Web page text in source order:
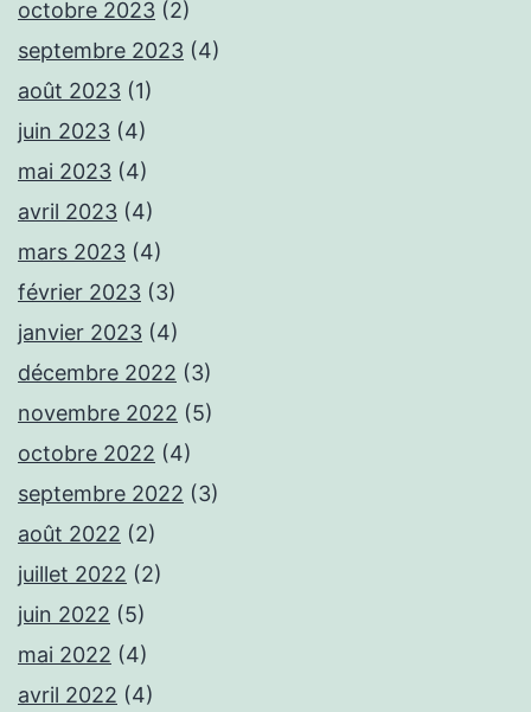
octobre 2023 (2)
septembre 2023 (4)
août 2023 (1)
juin 2023 (4)
mai 2023 (4)
avril 2023 (4)
mars 2023 (4)
février 2023 (3)
janvier 2023 (4)
décembre 2022 (3)
novembre 2022 (5)
octobre 2022 (4)
septembre 2022 (3)
août 2022 (2)
juillet 2022 (2)
juin 2022 (5)
mai 2022 (4)
avril 2022 (4)